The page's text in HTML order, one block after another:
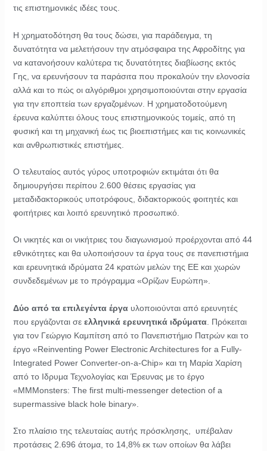
τις επιστημονικές ιδέες τους.
Η χρηματοδότηση θα τους δώσει, για παράδειγμα, τη
δυνατότητα να μελετήσουν την ατμόσφαιρα της Αφροδίτης για
να κατανοήσουν καλύτερα τις δυνατότητες διαβίωσης εκτός
Γης, να ερευνήσουν τα παράσιτα που προκαλούν την ελονοσία
αλλά και το πώς οι αλγόριθμοι χρησιμοποιούνται στην εργασία
για την εποπτεία των εργαζομένων. Η χρηματοδοτούμενη
έρευνα καλύπτει όλους τους επιστημονικούς τομείς, από τη
φυσική και τη μηχανική έως τις βιοεπιστήμες και τις κοινωνικές
και ανθρωπιστικές επιστήμες.
Ο τελευταίος αυτός γύρος υποτροφιών εκτιμάται ότι θα
δημιουργήσει περίπου 2.600 θέσεις εργασίας για
μεταδιδακτορικούς υποτρόφους, διδακτορικούς φοιτητές και
φοιτήτριες και λοιπό ερευνητικό προσωπικό.
Οι νικητές και οι νικήτριες του διαγωνισμού προέρχονται από 44
εθνικότητες και θα υλοποιήσουν τα έργα τους σε πανεπιστήμια
και ερευνητικά ιδρύματα 24 κρατών μελών της ΕΕ και χωρών
συνδεδεμένων με το πρόγραμμα «Ορίζων Ευρώπη».
Δύο από τα επιλεγέντα έργαυλοποιούνται από ερευνητές
που εργάζονται σε ελληνικά ερευνητικά ιδρύματα. Πρόκειται
για τον Γεώργιο Καμπίτση από το Πανεπιστήμιο Πατρών και το
έργο «Reinventing Power Electronic Architectures for a Fully-
Integrated Power Converter-on-a-Chip» και τη Μαρία Χαρίση
από το Ιδρυμα Τεχνολογίας και Έρευνας με το έργο
«MMMonsters: The first multi-messenger detection of a
supermassive black hole binary».
Στο πλαίσιο της τελευταίας αυτής πρόσκλησης, υπέβαλαν
προτάσεις 2.696 άτομα, το 14,8% εκ των οποίων θα λάβει